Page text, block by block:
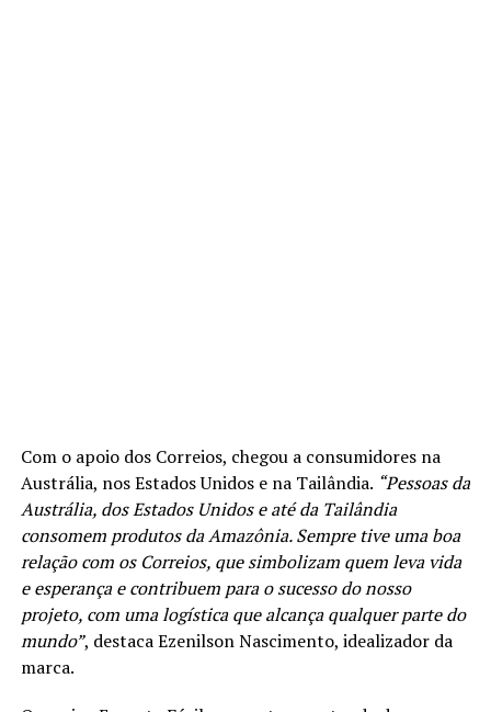
Com o apoio dos Correios, chegou a consumidores na
Austrália, nos Estados Unidos e na Tailândia. “Pessoas da
Austrália, dos Estados Unidos e até da Tailândia
consomem produtos da Amazônia. Sempre tive uma boa
relação com os Correios, que simbolizam quem leva vida
e esperança e contribuem para o sucesso do nosso
projeto, com uma logística que alcança qualquer parte do
mundo”, destaca Ezenilson Nascimento, idealizador da
marca.